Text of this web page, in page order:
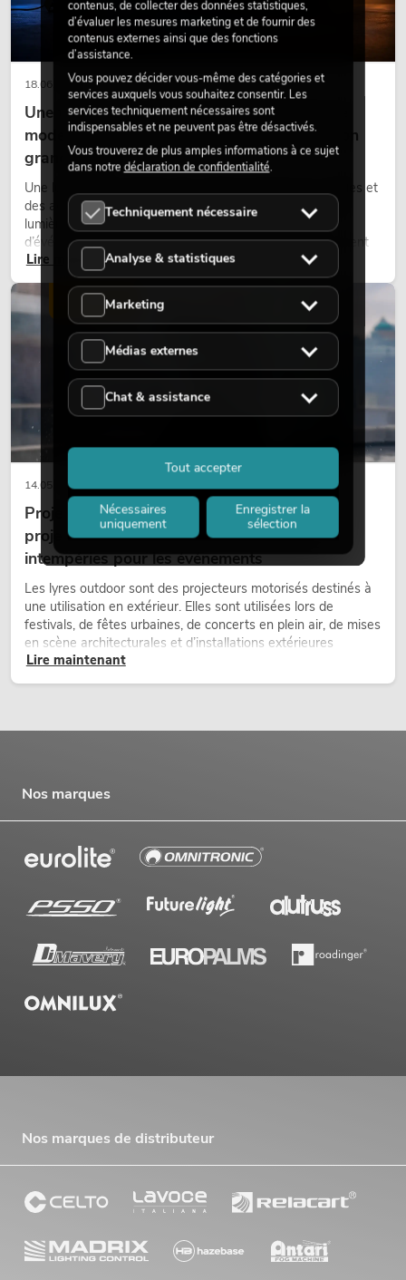
18.06.2026
Une touche rétro dans un design d'éclairage
moderne : pourquoi la lumière chaude fait son
grand retour
Une lumière très chaude, des surfaces lumineuses visibles et
des accents colorés caractérisent de nombreux designs
lumière actuels sur les scènes, dans les clubs et lors
d’événements. La lumière rétro n’est pas un effet purement
nostalgique, mais un outil de conception utilisé de manière
ciblée : elle crée une atmosphère, donne du caractère aux
scènes et peut rendre les configurations LED techniques plus
émotionnelles.
Lire maintenant
14.05.2026
Projecteurs à tête mobile d'extérieur : des
projecteurs à tête mobile résistants aux
intempéries pour les événements
Les lyres outdoor sont des projecteurs motorisés destinés à
une utilisation en extérieur. Elles sont utilisées lors de
festivals, de fêtes urbaines, de concerts en plein air, de mises
en scène architecturales et d’installations extérieures
temporaires.
Lire maintenant
ÉCLAIRAGE
Nos marques
Nos marques de distributeur
contenus, de collecter des données statistiques,
d’évaluer les mesures marketing et de fournir des
contenus externes ainsi que des fonctions
d’assistance.
Vous pouvez décider vous-même des catégories et
services auxquels vous souhaitez consentir. Les
services techniquement nécessaires sont
indispensables et ne peuvent pas être désactivés.
Vous trouverez de plus amples informations à ce sujet
dans notre déclaration de confidentialité.
Techniquement nécessaire
Analyse & statistiques
Marketing
Médias externes
Chat & assistance
Nécessaires
uniquement
Enregistrer la
sélection
Tout accepter